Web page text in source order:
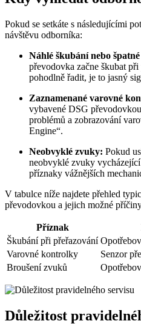
Pokud se setkáte s následujícími
návštěvu odborníka:
Náhlé škubání nebo
převodovka začne škubat
pohodlně řadit, je to jasný
Zaznamenané varovné
vybavené DSG
problémů a zobrazování
Engine“.
Neobvyklé zvuky: Pokud
neobvyklé zvuky
příznaky vážnějších
V tabulce níže najdete přehled
převodovkou a jejich možné
Příznak
Škubání při přeřazování
Varovné kontrolky
Senzor
Broušení zvuků
Důležitost